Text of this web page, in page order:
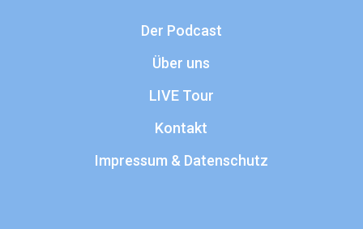
Der Podcast
Über uns
LIVE Tour
Kontakt
Impressum & Datenschutz